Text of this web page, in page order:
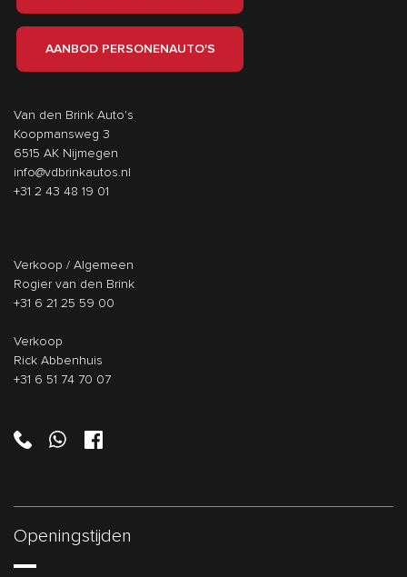
AANBOD PERSONENAUTO'S
Van den Brink Auto's
Koopmansweg 3
6515 AK Nijmegen
info@vdbrinkautos.nl
+31 2 43 48 19 01
Verkoop / Algemeen
Rogier van den Brink
+31 6 21 25 59 00
Verkoop
Rick Abbenhuis
+31 6 51 74 70 07
Openingstijden